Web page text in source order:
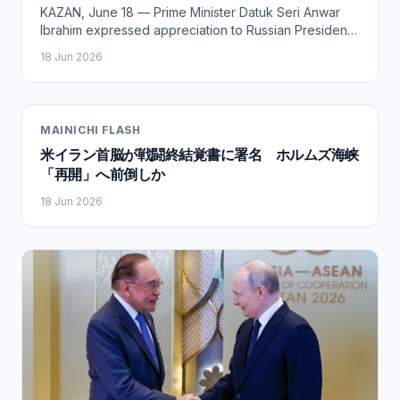
KAZAN, June 18 — Prime Minister Datuk Seri Anwar
Ibrahim expressed appreciation to Russian President
energy cooperation with Malaysia, especially
Petroliam Nasional Bhd (Petronas). Anwar said
investment, the halal economy and finance. Besides
this, Malaysia is also close to finalising visa
liberalisation arrangements with Russia, which would
the two countries, he said in his opening remarks at
the bilateral meeting with Putin here today. Russia is
Malaysia, Indonesia and Kuwait this year. Anwar, who
is also the Finance Minister, said that the Russian
Foreign Ministry would step up efforts to finalise and
coordinate the relevant agreements. He also thanked
Putin for Russia’s support, noting that Petronas had
engaged with Russian counterparts and companies to
advance collaboration in the sector. “You have given
fantastic support. Thank you very much. Petronas was
18 Jun 2026
MAINICHI FLASH
米イラン首脳が戦闘終結覚書に署名 ホルムズ海峡
「再開」へ前倒しか
18 Jun 2026